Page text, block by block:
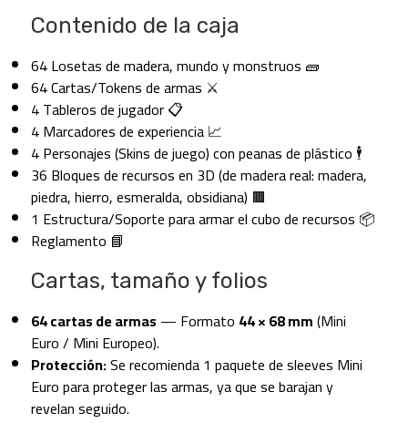
Contenido de la caja
64 Losetas de madera, mundo y monstruos 🧱
64 Cartas/Tokens de armas ⚔️
4 Tableros de jugador 📋
4 Marcadores de experiencia 📈
4 Personajes (Skins de juego) con peanas de plástico 🕴️
36 Bloques de recursos en 3D (de madera real: madera,
piedra, hierro, esmeralda, obsidiana) 🟫
1 Estructura/Soporte para armar el cubo de recursos 📦
Reglamento 📘
Cartas, tamaño y folios
64 cartas de armas — Formato 44 × 68 mm(Mini
Euro / Mini Europeo).
Protección:Se recomienda 1 paquete de sleeves Mini
Euro para proteger las armas, ya que se barajan y
revelan seguido.